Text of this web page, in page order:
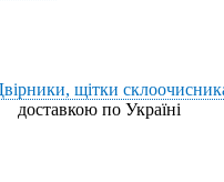
щітки
доставкою по Україні